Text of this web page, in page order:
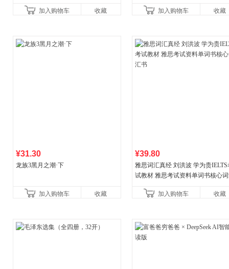
国青年出版社加入购物车 收藏 加入购物车 收藏
¥31.30
龙族3黑月之潮·下
加入购物车 收藏
¥39.80
雅思词汇真经 刘洪波 学为贵IELTS
试教材 雅思考试资料单词书核心
加入购物车
收藏